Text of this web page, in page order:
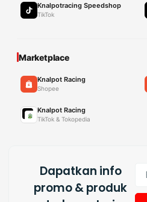
Knalpotracing Speedshop
TikTok
Marketplace
Knalpot Racing
Shopee
Knalpot Racing
TikTok & Tokopedia
Dapatkan info
promo & produk